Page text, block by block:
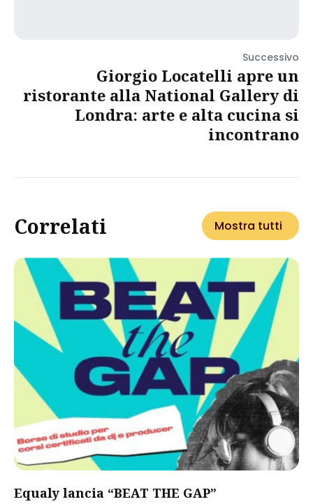
Successivo
Giorgio Locatelli apre un
ristorante alla National Gallery di
Londra: arte e alta cucina si
incontrano
Correlati Mostra tutti
Equaly lancia “BEAT THE GAP”